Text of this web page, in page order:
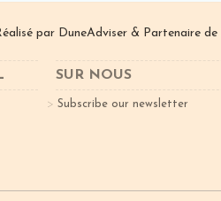
par DuneAdviser & Partenaire de
SUR NOUS
Subscribe our newsletter